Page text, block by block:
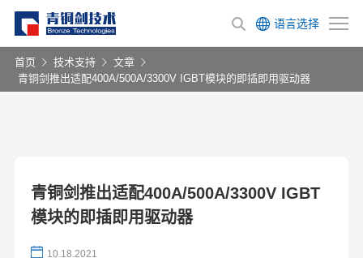
语言选择
首页 技术支持
文章
青铜剑推出适配400A/500A/3300V IGBT模块的即插即用驱动器
青铜剑推出适配400A/500A/3300V IGBT
模块的即插即用驱动器
10.18.2021